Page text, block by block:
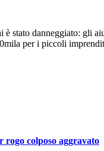
stato danneggiato: gli
per i piccoli
rogo colposo aggravato